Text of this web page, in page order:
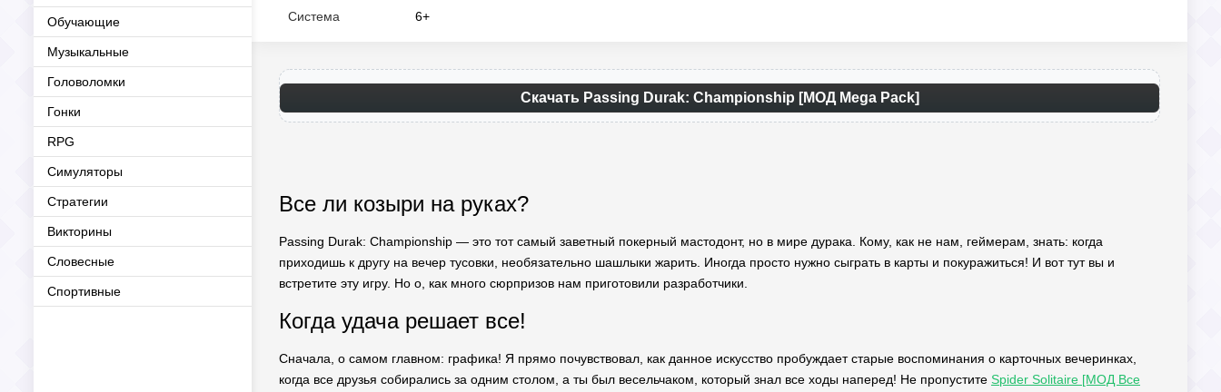
Обучающие
Музыкальные
Головоломки
Гонки
RPG
Симуляторы
Стратегии
Викторины
Словесные
Спортивные
Система 6+
Скачать Passing Durak: Championship [МОД Mega Pack]
Все ли козыри на руках?
Passing Durak: Championship — это тот самый заветный покерный мастодонт, но в мире дурака. Кому, как не нам, геймерам, знать: когда
приходишь к другу на вечер тусовки, необязательно шашлыки жарить. Иногда просто нужно сыграть в карты и покуражиться! И вот тут вы и
встретите эту игру. Но о, как много сюрпризов нам приготовили разработчики.
Когда удача решает все!
Сначала, о самом главном: графика! Я прямо почувствовал, как данное искусство пробуждает старые воспоминания о карточных вечеринках,
когда все друзья собирались за одним столом, а ты был весельчаком, который знал все ходы наперед! Не пропустите Spider Solitaire [МОД Все